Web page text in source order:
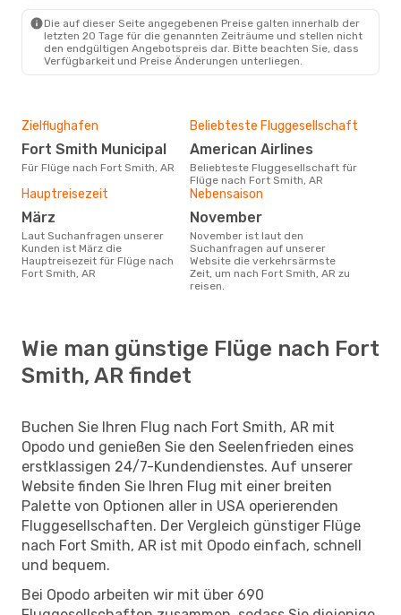
American Airlines
1 Zwischenstopp
Fort Smith, AR - Milwaukee
Die auf dieser Seite angegebenen Preise galten innerhalb der
letzten 20 Tage für die genannten Zeiträume und stellen nicht
den endgültigen Angebotspreis dar. Bitte beachten Sie, dass
Verfügbarkeit und Preise Änderungen unterliegen.
Zielflughafen
Fort Smith Municipal
Für Flüge nach Fort Smith, AR
Beliebteste Fluggesellschaft
American Airlines
Beliebteste Fluggesellschaft für
Flüge nach Fort Smith, AR
Hauptreisezeit
März
Laut Suchanfragen unserer
Kunden ist März die
Hauptreisezeit für Flüge nach
Fort Smith, AR
Nebensaison
November
November ist laut den
Suchanfragen auf unserer
Website die verkehrsärmste
Zeit, um nach Fort Smith, AR zu
reisen.
Wie man günstige Flüge nach Fort
Smith, AR findet
Buchen Sie Ihren Flug nach Fort Smith, AR mit
Opodo und genießen Sie den Seelenfrieden eines
erstklassigen 24/7-Kundendienstes. Auf unserer
Website finden Sie Ihren Flug mit einer breiten
Palette von Optionen aller in USA operierenden
Fluggesellschaften. Der Vergleich günstiger Flüge
nach Fort Smith, AR ist mit Opodo einfach, schnell
und bequem.
Bei Opodo arbeiten wir mit über 690